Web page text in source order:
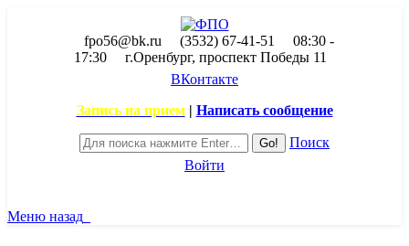
fpo56@bk.ru (3532) 67-41-51
08:30 -
17:30
г.Оренбург, проспект Победы 11
ВКонтакте
Запись на прием| Написать сообщение
Поиск
Войти
Меню назад